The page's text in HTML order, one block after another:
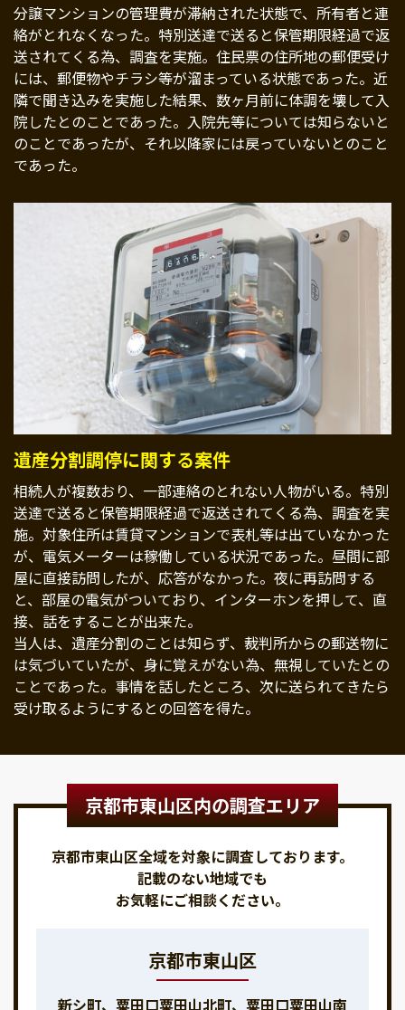
分譲マンションの管理費が滞納された状態で、所有者と連
絡がとれなくなった。特別送達で送ると保管期限経過で返
送されてくる為、調査を実施。住民票の住所地の郵便受け
には、郵便物やチラシ等が溜まっている状態であった。近
隣で聞き込みを実施した結果、数ヶ月前に体調を壊して入
院したとのことであった。入院先等については知らないと
のことであったが、それ以降家には戻っていないとのこと
であった。
遺産分割調停に関する案件
相続人が複数おり、一部連絡のとれない人物がいる。特別
送達で送ると保管期限経過で返送されてくる為、調査を実
施。対象住所は賃貸マンションで表札等は出ていなかった
が、電気メーターは稼働している状況であった。昼間に部
屋に直接訪問したが、応答がなかった。夜に再訪問する
と、部屋の電気がついており、インターホンを押して、直
接、話をすることが出来た。
当人は、遺産分割のことは知らず、裁判所からの郵送物に
は気づいていたが、身に覚えがない為、無視していたとの
ことであった。事情を話したところ、次に送られてきたら
受け取るようにするとの回答を得た。
京都市東山区内の調査エリア
京都市東山区全域を対象に調査しております。
記載のない地域でも
お気軽にご相談ください。
京都市東山区
新シ町、粟田口粟田山北町、粟田口粟田山南